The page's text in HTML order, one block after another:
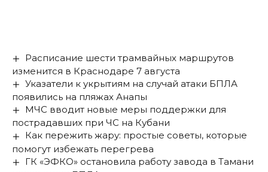
Расписание шести трамвайных маршрутов
изменится в Краснодаре 7 августа
Указатели к укрытиям на случай атаки БПЛА
появились на пляжах Анапы
МЧС вводит новые меры поддержки для
пострадавших при ЧС на Кубани
Как пережить жару: простые советы, которые
помогут избежать перегрева
ГК «ЭФКО» остановила работу завода в Тамани